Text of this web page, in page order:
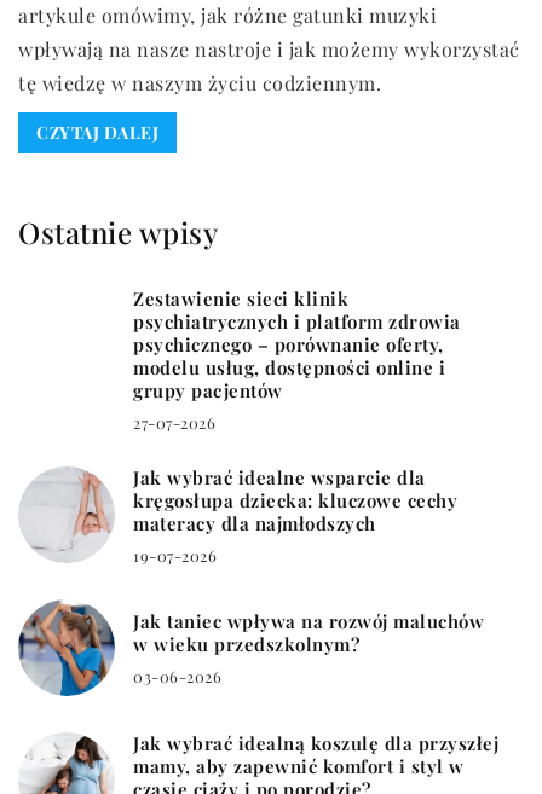
artykule omówimy, jak różne gatunki muzyki
wpływają na nasze nastroje i jak możemy wykorzystać
tę wiedzę w naszym życiu codziennym.
CZYTAJ DALEJ
Ostatnie wpisy
Zestawienie sieci klinik
psychiatrycznych i platform zdrowia
psychicznego – porównanie oferty,
modelu usług, dostępności online i
grupy pacjentów
27-07-2026
Jak wybrać idealne wsparcie dla
kręgosłupa dziecka: kluczowe cechy
materacy dla najmłodszych
19-07-2026
Jak taniec wpływa na rozwój maluchów
w wieku przedszkolnym?
03-06-2026
Jak wybrać idealną koszulę dla przyszłej
mamy, aby zapewnić komfort i styl w
czasie ciąży i po porodzie?